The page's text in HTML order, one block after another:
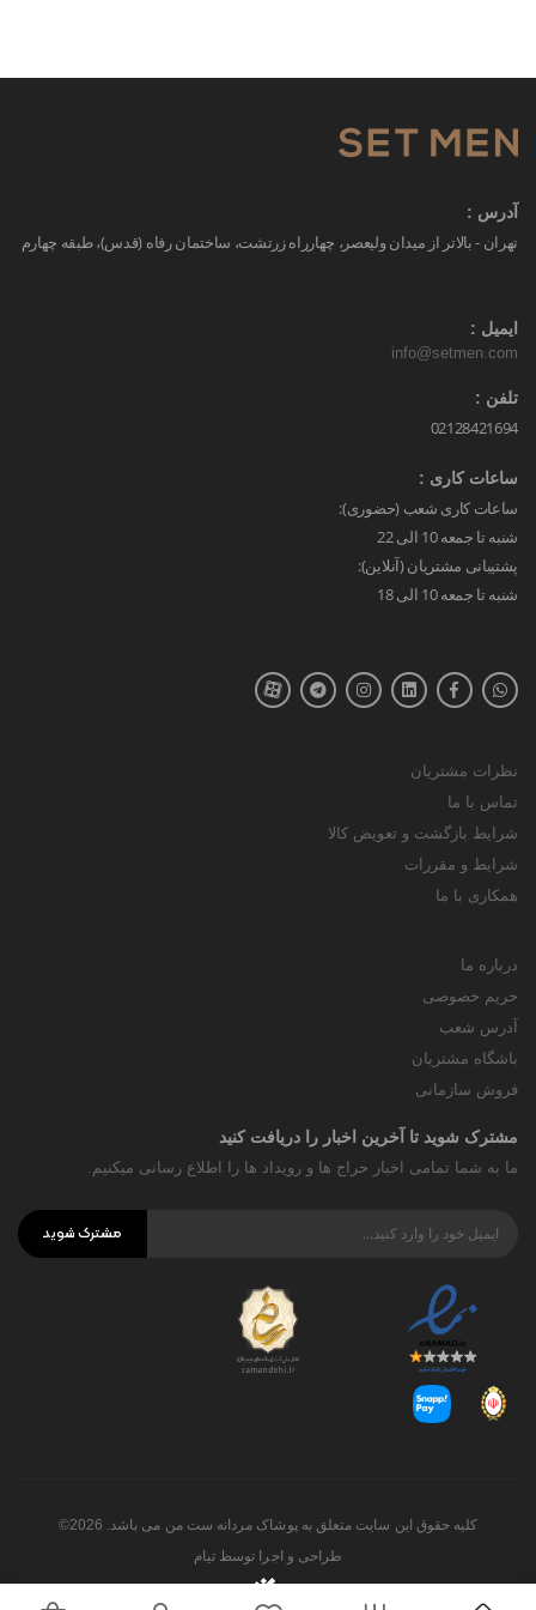
آدرس :
تهران - بالاتر از میدان ولیعصر، چهارراه زرتشت، ساختمان رفاه (قدس)، طبقه چهارم
ایمیل :
info@setmen.com
تلفن :
02128421694
ساعات کاری :
ساعات کاری شعب (حضوری):
شنبه تا جمعه 10 الی 22
پشتیبانی مشتریان (آنلاین):
شنبه تا جمعه 10 الی 18
نظرات مشتریان
تماس با ما
شرایط بازگشت و تعویض کالا
شرایط و مقررات
همکاری با ما
درباره ما
حریم خصوصی
آدرس شعب
باشگاه مشتریان
فروش سازمانی
مشترک شوید تا آخرین اخبار را دریافت کنید
ما به شما تمامی اخبار حراج ها و رویداد ها را اطلاع رسانی میکنیم.
مشترک شوید
کلیه حقوق این سایت متعلق به پوشاک مردانه ست من می باشد. 2026©
طراحی و اجرا توسط تیام